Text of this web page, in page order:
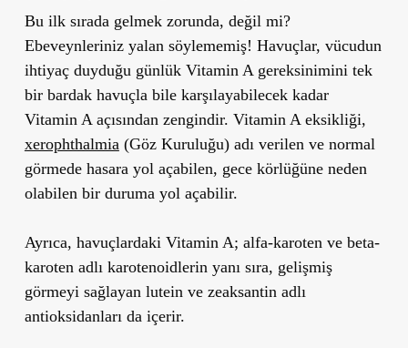
Bu ilk sırada gelmek zorunda, değil mi?
Ebeveynleriniz yalan söylememiş! Havuçlar, vücudun
ihtiyaç duyduğu günlük Vitamin A gereksinimini tek
bir bardak havuçla bile karşılayabilecek kadar
Vitamin A açısından zengindir. Vitamin A eksikliği,
xerophthalmia (Göz Kuruluğu) adı verilen ve normal
görmede hasara yol açabilen, gece körlüğüne neden
olabilen bir duruma yol açabilir.
Ayrıca, havuçlardaki Vitamin A; alfa-karoten ve beta-
karoten adlı karotenoidlerin yanı sıra, gelişmiş
görmeyi sağlayan lutein ve zeaksantin adlı
antioksidanları da içerir.